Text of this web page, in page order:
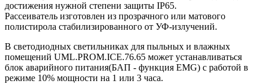
достижения нужной степени защиты IP65.
Рассеиватель изготовлен из прозрачного или матового
полистирола стабилизированного от УФ-излучений.
В светодиодных светильниках для пыльных и влажных
помещений UML.PROM.ICE.76.65 может устанавливаться
блок аварийного питания(БАП - функция EMG) с работой в
режиме 10% мощности на 1 или 3 часа.